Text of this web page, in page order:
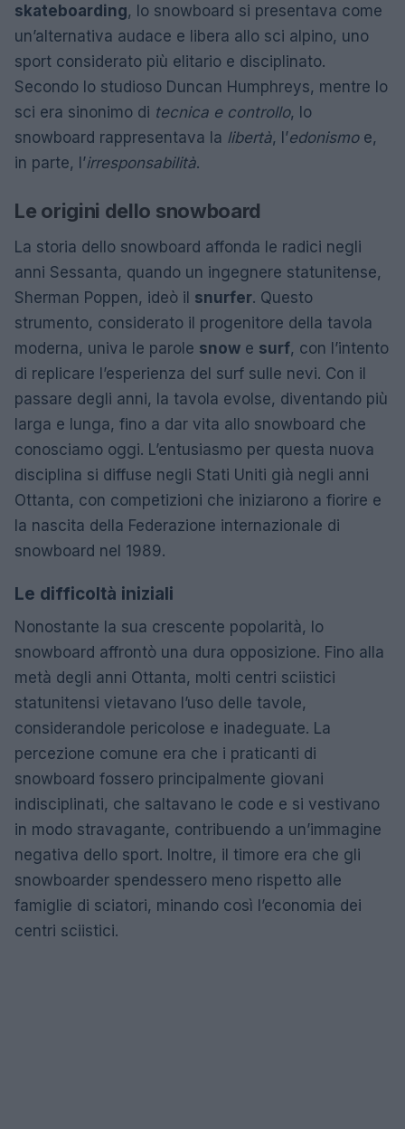
skateboarding, lo snowboard si presentava come
un’alternativa audace e libera allo sci alpino, uno
sport considerato più elitario e disciplinato.
Secondo lo studioso Duncan Humphreys, mentre lo
sci era sinonimo di tecnica e controllo, lo
snowboard rappresentava la libertà, l’edonismoe,
in parte, l’irresponsabilità.
Le origini dello snowboard
La storia dello snowboard affonda le radici negli
anni Sessanta, quando un ingegnere statunitense,
Sherman Poppen, ideò il snurfer. Questo
strumento, considerato il progenitore della tavola
moderna, univa le parole snow e surf, con l’intento
di replicare l’esperienza del surf sulle nevi. Con il
passare degli anni, la tavola evolse, diventando più
larga e lunga, fino a dar vita allo snowboard che
conosciamo oggi. L’entusiasmo per questa nuova
disciplina si diffuse negli Stati Uniti già negli anni
Ottanta, con competizioni che iniziarono a fiorire e
la nascita della Federazione internazionale di
snowboard nel 1989.
Le difficoltà iniziali
Nonostante la sua crescente popolarità, lo
snowboard affrontò una dura opposizione. Fino alla
metà degli anni Ottanta, molti centri sciistici
statunitensi vietavano l’uso delle tavole,
considerandole pericolose e inadeguate. La
percezione comune era che i praticanti di
snowboard fossero principalmente giovani
indisciplinati, che saltavano le code e si vestivano
in modo stravagante, contribuendo a un’immagine
negativa dello sport. Inoltre, il timore era che gli
snowboarder spendessero meno rispetto alle
famiglie di sciatori, minando così l’economia dei
centri sciistici.